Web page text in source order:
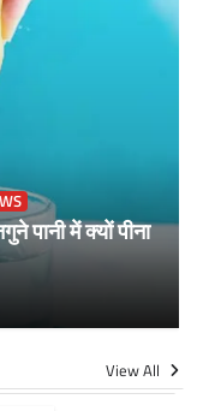
पानी में क्यों पीना
View All